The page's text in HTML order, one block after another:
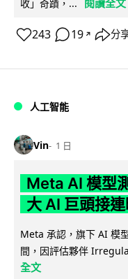
收」奇蹟，... 閱讀全文
243 19 ↗ 分
人工智能
Vin 1 日
Meta AI 模型
大 AI 巨頭接
Meta 承認，旗下 AI 模
間，因評估夥伴
全文